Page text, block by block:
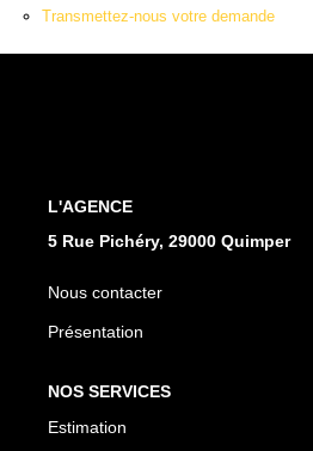
Transmettez-nous votre demande
L'AGENCE
5 Rue Pichéry, 29000 Quimper
Nous contacter
Présentation
NOS SERVICES
Estimation